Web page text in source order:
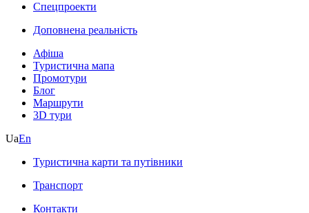
Спецпроекти
Доповнена реальність
Афіша
Туристична мапа
Промотури
Блог
Маршрути
3D тури
UaEn
Туристична карти та путівники
Транспорт
Контакти